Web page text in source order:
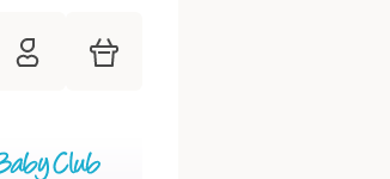
HiPP Mein Babyclub
Warenkorb